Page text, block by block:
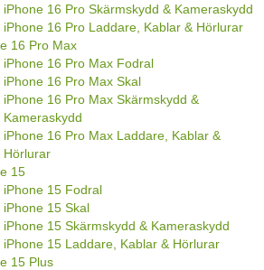
iPhone 16 Pro Skärmskydd & Kameraskydd
iPhone 16 Pro Laddare, Kablar & Hörlurar
16 Pro Max
iPhone 16 Pro Max Fodral
iPhone 16 Pro Max Skal
iPhone 16 Pro Max Skärmskydd &
Kameraskydd
iPhone 16 Pro Max Laddare, Kablar &
Hörlurar
15
iPhone 15 Fodral
iPhone 15 Skal
iPhone 15 Skärmskydd & Kameraskydd
iPhone 15 Laddare, Kablar & Hörlurar
15 Plus